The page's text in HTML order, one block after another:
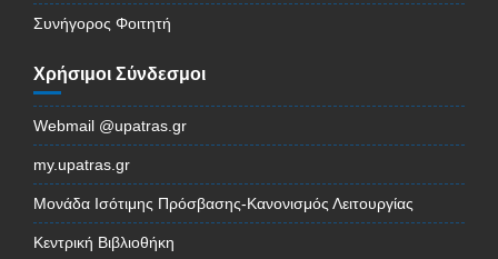
Συνήγορος Φοιτητή
Χρήσιμοι Σύνδεσμοι
Webmail @upatras.gr
my.upatras.gr
Μονάδα Ισότιμης Πρόσβασης-Κανονισμός Λειτουργίας
Κεντρική Βιβλιοθήκη